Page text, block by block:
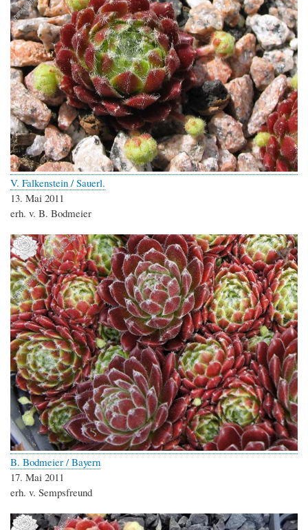
V. Falkenstein / Sauerl.
13. Mai 2011
erh. v. B. Bodmeier
B. Bodmeier / Bayern
17. Mai 2011
erh. v. Sempsfreund